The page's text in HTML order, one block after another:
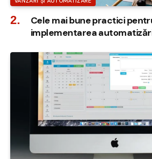
Cele mai bune practici
implementarea